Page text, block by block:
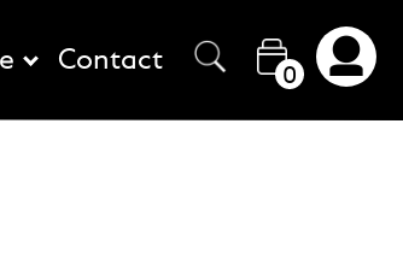
Contact
0